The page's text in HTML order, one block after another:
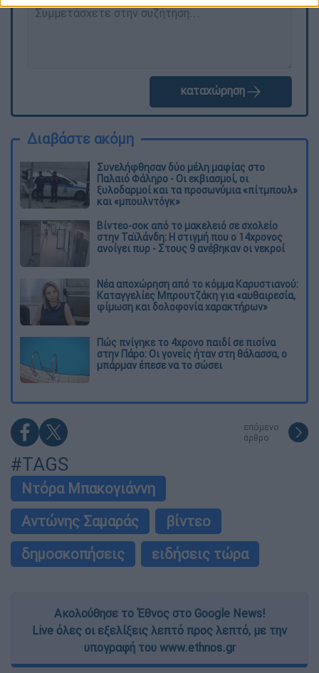
καταχώρηση
Διαβάστε ακόμη
Συνελήφθησαν δύο μέλη μαφίας στο
Παλαιό Φάληρο - Οι εκβιασμοί, οι
ξυλοδαρμοί και τα προσωνύμια «πίτμπουλ»
και «μπουλντόγκ»
Βίντεο-σοκ από το μακελειό σε σχολείο
στην Ταϊλάνδη: Η στιγμή που ο 14χρονος
ανοίγει πυρ - Στους 9 ανέβηκαν οι νεκροί
Νέα αποχώρηση από το κόμμα Καρυστιανού:
Καταγγελίες Μπρουτζάκη για «αυθαιρεσία,
φίμωση και δολοφονία χαρακτήρων»
Πώς πνίγηκε το 4χρονο παιδί σε πισίνα
στην Πάρο: Οι γονείς ήταν στη θάλασσα, ο
μπάρμαν έπεσε να το σώσει
επόμενο
άρθρο
#TAGS
Ντόρα Μπακογιάννη
Αντώνης Σαμαράς
βίντεο
δημοσκοπήσεις
ειδήσεις τώρα
Ακολούθησε το Έθνος στο Google News!
Live όλες οι εξελίξεις λεπτό προς λεπτό, με την
υπογραφή του www.ethnos.gr